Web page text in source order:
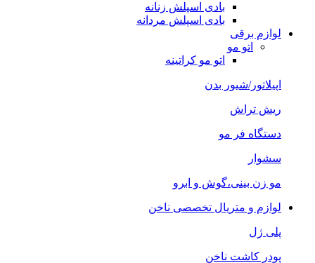
بادی اسپلش زنانه
بادی اسپلش مردانه
لوازم برقی
اتو مو
اتو مو کراتینه
اپیلاتور/شیور بدن
ریش تراش
دستگاه فر مو
سشوار
مو زن بینی،گوش و ابرو
لوازم و متریال تخصصی ناخن
پلی ژل
پودر کاشت ناخن